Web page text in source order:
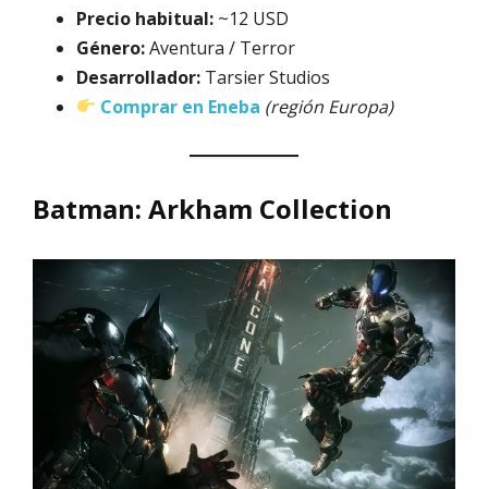
Precio habitual: ~12 USD
Género:Aventura / Terror
Desarrollador: Tarsier Studios
Comprar en Eneba (región Europa)
Batman: Arkham Collection